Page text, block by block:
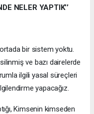
NELER YAPTIK’’
bir sistem yoktu.
ve bazı dairelerde
ilgili yasal süreçleri
yapacağız.
Kimsenin kimseden